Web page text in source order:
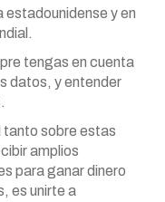
estadounidense y en
tengas en cuenta
datos, y entender
tanto sobre estas
amplios
para ganar dinero
es unirte a